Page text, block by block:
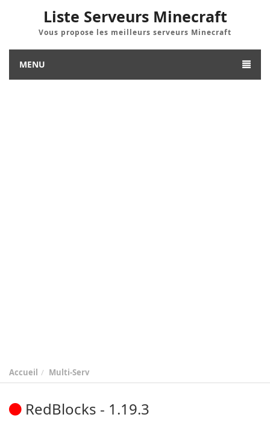
Liste Serveurs Minecraft
Vous propose les meilleurs serveurs Minecraft
MENU
Accueil Multi-Serv
RedBlocks - 1.19.3